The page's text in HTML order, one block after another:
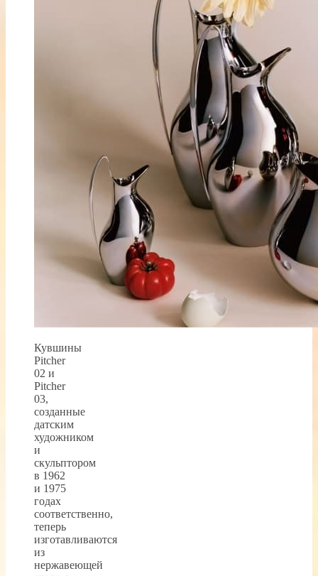
Кувшины
Pitcher
02 и
Pitcher
03,
созданные
датским
художником
и
скульптором
в 1962
и 1975
годах
соответственно,
теперь
изготавливаются
из
нержавеющей